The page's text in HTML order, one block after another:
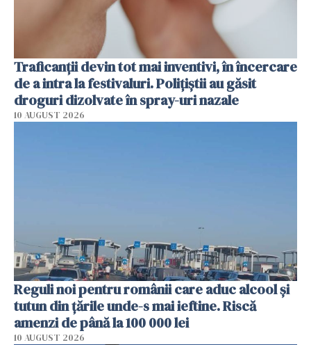
Traficanții devin tot mai inventivi, în încercare
de a intra la festivaluri. Polițiștii au găsit
droguri dizolvate în spray-uri nazale
10 AUGUST 2026
Reguli noi pentru românii care aduc alcool și
tutun din țările unde-s mai ieftine. Riscă
amenzi de până la 100 000 lei
10 AUGUST 2026